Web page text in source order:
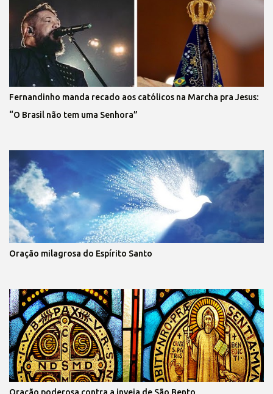
Fernandinho manda recado aos católicos na Marcha pra Jesus:
“O Brasil não tem uma Senhora”
Oração milagrosa do Espírito Santo